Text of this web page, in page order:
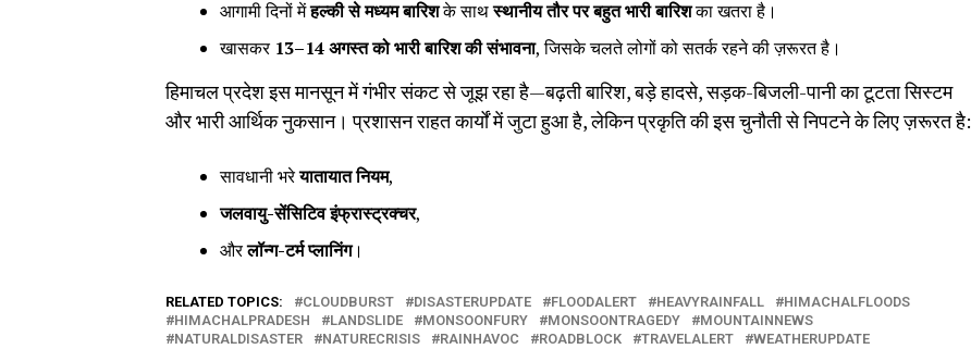
आगामी दिनों मेंहल्की से मध्यम बारिशके साथस्थानीय तौर पर बहुत भारी बारिशका खतरा है।
खासकर 13–14अगस्त को भारी बारिश की संभावना, जिसके चलते लोगों को सतर्क रहने की ज़रूरत है।
हिमाचल प्रदेश इस मानसून में गंभीर संकट से जूझ रहा है—बढ़ती बारिश, बड़े हादसे, सड़क-बिजली-पानी का टूटता सिस्टम
और भारी आर्थिक नुकसान। प्रशासन राहत कार्यों में जुटा हुआ है, लेकिन प्रकृति की इस चुनौती से निपटने के लिए ज़रूरत है:
सावधानी भरेयातायात नियम,
जलवायु-सेंसिटिव इंफ्रास्ट्रक्चर,
औरलॉन्ग-टर्म प्लानिंग।
RELATED TOPICS: CLOUDBURST DISASTERUPDATE FLOODALERT HEAVYRAINFALL
HIMACHALFLOODS
HIMACHALPRADESH
LANDSLIDE MONSOONFURY MONSOONTRAGEDY
MOUNTAINNEWS
NATURALDISASTER
NATURECRISIS RAINHAVOC ROADBLOCK TRAVELALERT WEATHERUPDATE